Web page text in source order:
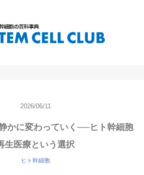
2026/06/11
かに変わっていく──ヒト幹細胞
生医療という選択
ヒト幹細胞